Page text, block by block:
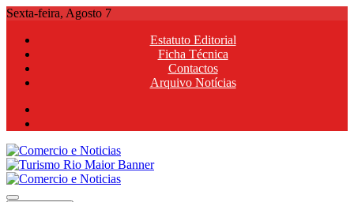
Skip
content
Sexta-feira, Agosto 7
Estatuto Editorial
Ficha Técnica
Contactos
Arquivo Notícias
Comercio e Noticias
Notícias e Publicidade Online